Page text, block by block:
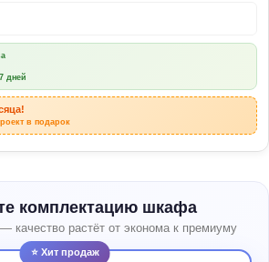
дней
в подарок
комплектацию шкафа
качество растёт от эконома к премиуму
⭐ Хит продаж